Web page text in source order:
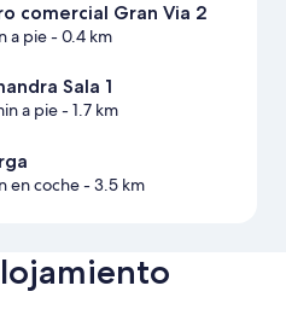
comercial Gran Via 2
a pie- 0.4 km
Sala 1
a pie- 1.7 km
en coche- 3.5 km